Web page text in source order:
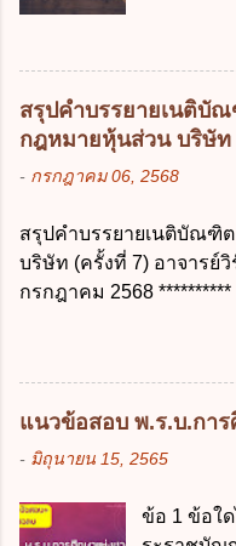
ลบข้อมูล
ส่วนบุคคล
สามารถร
เงื่อนไข ใ
ส่วนบุคค
บุคคลถอน
ใช้หรือเปิ
บุคคลได้ถู
ปฏิบัติการ
ต้องเกี่ยว
บุตร ก. ต้
ลาได้เพียง
นับแต่วันที่
กันไม่เกิน
เกิน 90 วัน
ไม่เกิน 90
ง. ลาต่อเ
รัฐมนตรี
2555 กำห
กันมาแล้ว
เกิน 20 วั
15 การล
สรุปคำบรรยายเนติบั
กฎหมายหุ้นส่วน บริษัท
- กรกฎาคม 06, 2568
สรุปคำบรรยายเนติบัณฑิ
บริษัท (ครั้งที่ 7) อาจารย์
กรกฎาคม 2568
คนใดคนหนึ่งได้จัดทำไป
ของห้างหุ้นส่วน ม.1050
กิจการ การงานของห้าง
หรือมีอำนาจจัดการหรือไ
คุ้มครองบุคคลภายนอกผู้
แนวข้อสอบ พ.ร.บ.กา
- มิถุนายน 15, 2565
ข้อ 1 ข้อใ